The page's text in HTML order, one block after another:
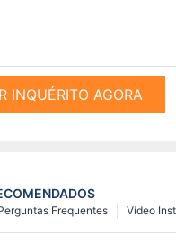
INQUÉRITO AGORA
Vídeo
Frequentes